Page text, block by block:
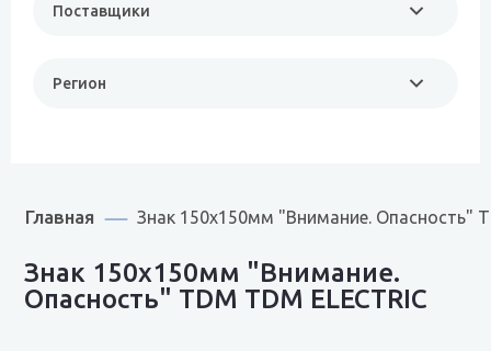
Поставщики
Регион
Главная Знак 150х150мм "Внимание. Опасность"
Знак 150х150мм "Внимание.
Опасность" TDM TDM ELECTRIC